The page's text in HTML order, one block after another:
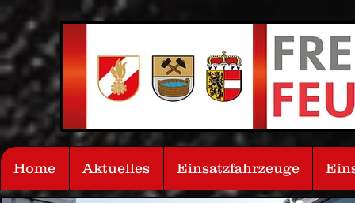
Home Aktuelles Einsatzfahrzeuge